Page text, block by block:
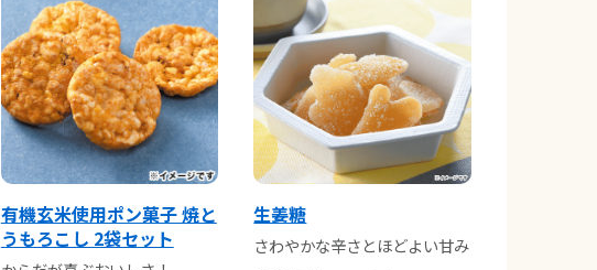
有機玄米使用ポン菓子 焼と
うもろこし 2袋セット
生姜糖
さわやかな辛さとほどよい甘み